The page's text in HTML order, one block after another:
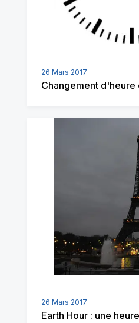
26 Mars 2017
Changement d'heure
26 Mars 2017
Earth Hour : une